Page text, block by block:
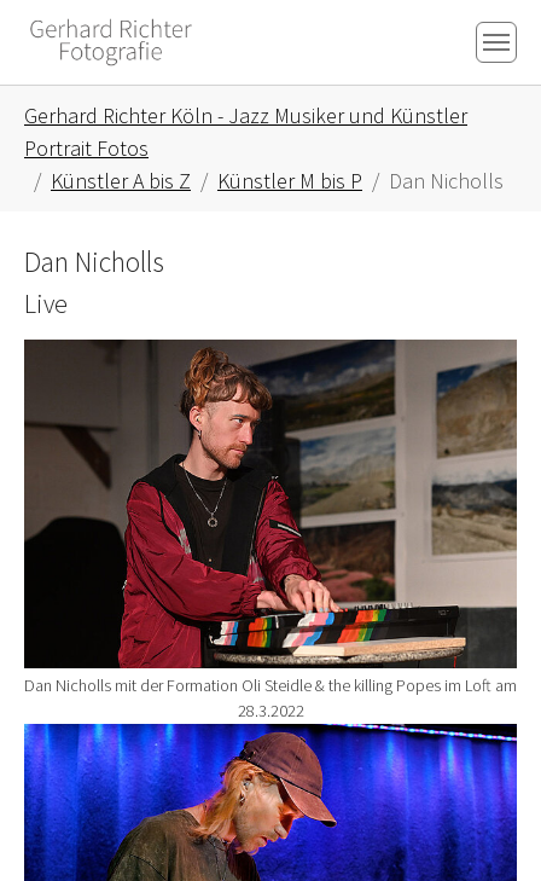
Skip to main content
Skip to page footer
Gerhard Richter Köln - Jazz Musiker und Künstler
Portrait Fotos
Künstler A bis Z
Künstler M bis P Dan Nicholls
Dan Nicholls
Live
Show larger version for:
Dan Nicholls mit der Formation Oli Steidle & the killing Popes im Loft am
28.3.2022
Show larger version for: